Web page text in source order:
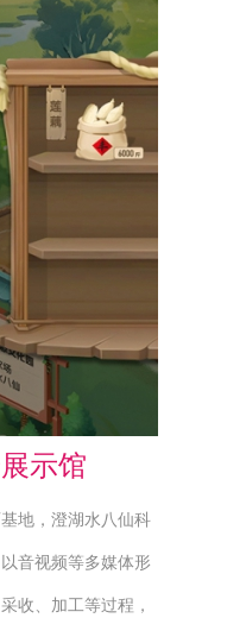
示馆
地，澄湖水八仙科
音视频等多媒体形
收、加工等过程，